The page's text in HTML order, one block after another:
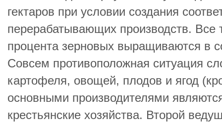
гектаров при условии создания
перерабатывающих производств. Все
процента зерновых выращиваются в
Совсем противоположная ситуация
картофеля, овощей, плодов и ягод
основными производителями
крестьянские хозяйства. Второй